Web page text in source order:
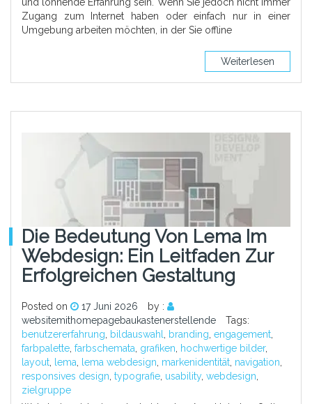
und lohnende Erfahrung sein. Wenn Sie jedoch nicht immer
Zugang zum Internet haben oder einfach nur in einer
Umgebung arbeiten möchten, in der Sie offline
Weiterlesen
Die Bedeutung Von Lema Im
Webdesign: Ein Leitfaden Zur
Erfolgreichen Gestaltung
Posted on 17 Juni 2026
by :
websitemithomepagebaukastenerstellende
Tags:
benutzererfahrung
bildauswahl branding engagement
farbpalette farbschemata grafiken hochwertige bilder,
layout
lema lema webdesign markenidentität navigation
responsives design typografie usability, webdesign
zielgruppe